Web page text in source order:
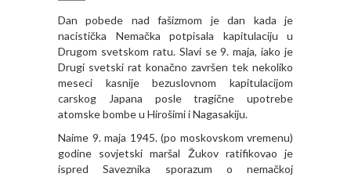
Dan pobede nad fašizmom je dan kada je
nacistička Nemačka potpisala kapitulaciju u
Drugom svetskom ratu. Slavi se 9. maja, iako je
Drugi svetski rat konačno završen tek nekoliko
meseci kasnije bezuslovnom kapitulacijom
carskog Japana posle tragične upotrebe
atomske bombe u Hirošimi i Nagasakiju.
Naime 9. maja 1945. (po moskovskom vremenu)
godine sovjetski maršal Žukov ratifikovao je
ispred Saveznika sporazum o nemačkoj